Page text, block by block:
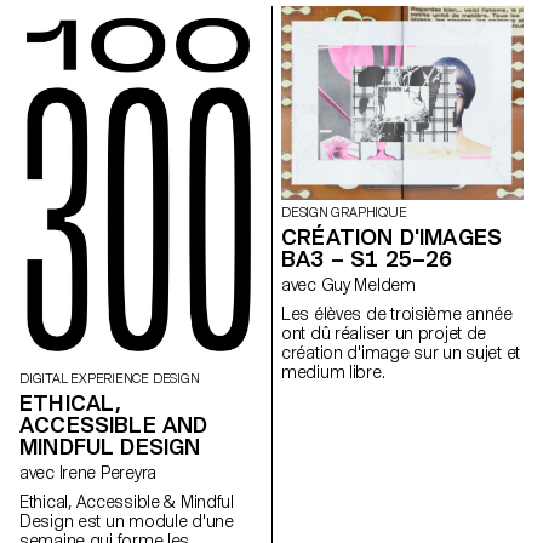
développer un projet en lien
avec le jardin de la Villa, en
collaboration avec le célèbre
fabricant italien de
céramique Mutina. Les jardins
de la Villa offrent un contexte
historique et spatial riche,
propice à l'exploration de
l'esthétique, des fonctions et de
l'interaction avec les visiteurs.
Les étudiant·e·s ont eu accès à
l'ensemble du catalogue Mutina
(carreaux, briques et autres
matériaux) pour construire leurs
installations. Le projet a été
sélectionné et accompagné
par le designer français Ronan
Bouroullec, l'ECAL, la Villa
Médicis et Mutina.
DIGITAL EXPERIENCE DESIGN
ETHICAL,
ACCESSIBLE AND
MINDFUL DESIGN
avec Irene Pereyra
Ethical, Accessible & Mindful
Design est un module d'une
DESIGN GRAPHIQUE
CRÉATION D'IMAGES
BA3 – S1 25–26
avec Guy Meldem
Les élèves de troisième année
ont dû réaliser un projet de
création d'image sur un sujet et
medium libre.